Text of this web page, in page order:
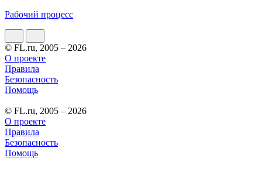
Рабочий процесс
© FL.ru, 2005 – 2026
О проекте
Правила
Безопасность
Помощь
© FL.ru, 2005 – 2026
О проекте
Правила
Безопасность
Помощь